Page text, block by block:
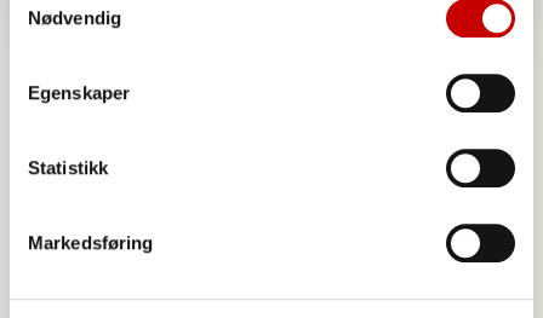
Nødvendig
Egenskaper
Statistikk
Markedsføring
Norgesmøllene Hvetemel siktet